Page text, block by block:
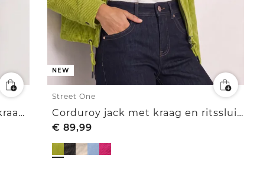
Eenvoudige blazer met reverskraag en patroon
NEW
Street One
Corduroy jack met kraag en ritssluiting
€ 89,99